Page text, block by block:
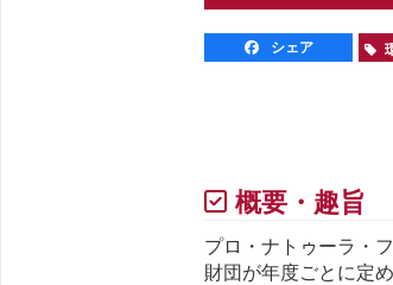
シェア
概要・趣旨
プロ・ナトゥーラ・
財団が年度ごとに定